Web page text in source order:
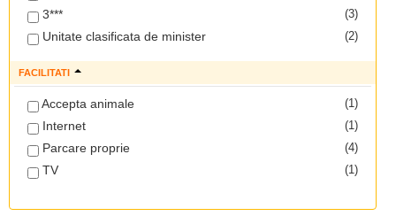
(3)
3***
(2)
Unitate clasificata de minister
FACILITATI
(1)
Accepta animale
(1)
Internet
(4)
Parcare proprie
(1)
TV